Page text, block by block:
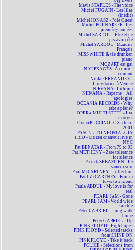
Mavis STAPLES - The voice
Michel FUGAIN - Les lilas
(inédit)
Michel JONASZ - Pôle Ouest
Michel POLNAREFF - Les
premières années
Michel SARDOU - Être et ne
pas avoir été
Michel SARDOU - Maudits
Français
MISS WHITE & the drunken
piano
MOZART est gai
NAUFRAGÉS - À contre-
courant
Nilda FERNANDEZ -
L'invitation à Venise
NIRVANA - Lithium
NIRVANA - Rape me + All
apologies
OCEANIA RECORDS - Why
take a plane?
OPÉRA MULTI STEEL - Les
martyrs
Oxmo PUCCINO - OX-clusif
2001
PASCALITO NEOSTALGIA
TRIO - Citizen chanteur live in
NYC
Pat BENATAR - From 79 to 93
Pat METHENY - Zero tolerance
for silence
Patrick SÉBASTIEN - Le
samedi soir
Paul McCARTNEY - Collection
Paul McCARTNEY - From a
lover to a friend
Paula ABDUL - My love is for
real
PEARL JAM - Gone
PEARL JAM - World wide
suicide
Peter GABRIEL - Long walk
home
Peter GABRIEL - Up
PINK FLOYD - High hopes
PINK FLOYD - Selected tracks
from SHINE ON
PINK FLOYD - Take it back
POLICE - Selections from